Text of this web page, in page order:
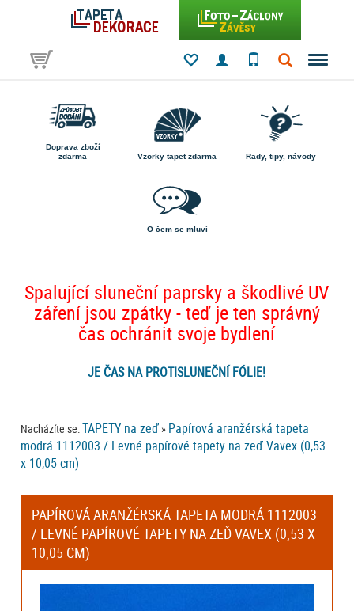
Doprava zboží
zdarma
Vzorky tapet zdarma Rady, tipy, návody
O čem se mluví
Spalující sluneční paprsky a škodlivé UV
záření jsou zpátky - teď je ten správný
čas ochránit svoje bydlení
JE ČAS NA PROTISLUNEČNÍ FÓLIE!
Nacházíte se:TAPETY na zeď » Papírová aranžérská tapeta
modrá 1112003 / Levné papírové tapety na zeď Vavex (0,53
x 10,05 cm)
PAPÍROVÁ ARANŽÉRSKÁ TAPETA MODRÁ 1112003
/ LEVNÉ PAPÍROVÉ TAPETY NA ZEĎ VAVEX (0,53 X
10,05 CM)